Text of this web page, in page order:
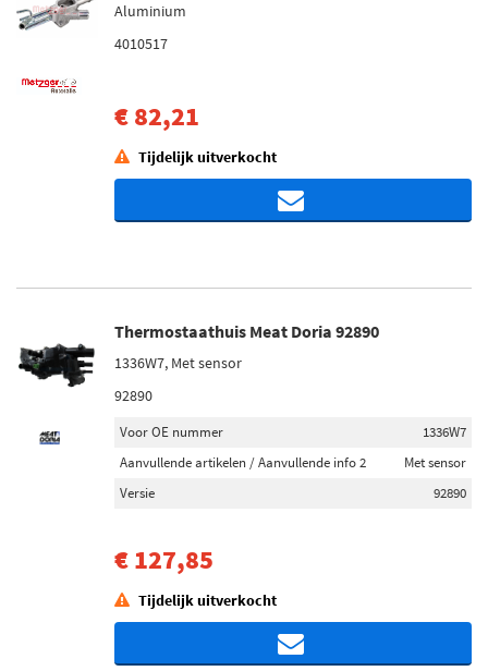
Aluminium
4010517
€ 82,21
Tijdelijk uitverkocht
Thermostaathuis Meat Doria 92890
1336W7, Met sensor
92890
Voor OE nummer
1336W7
Aanvullende artikelen / Aanvullende info 2
Met sensor
Versie
92890
€ 127,85
Tijdelijk uitverkocht